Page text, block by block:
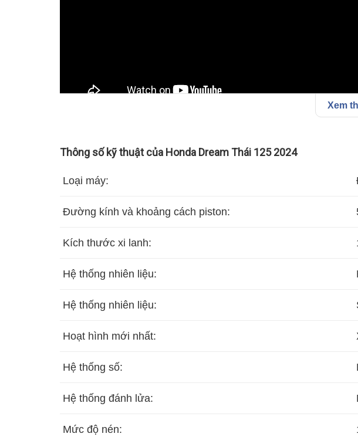
Xem
Thông số kỹ thuật của Honda Dream Thái 125 2024
Loại máy:
Đường kính và khoảng cách piston:
Kích thước xi lanh:
Hệ thống nhiên liệu:
Hệ thống nhiên liệu:
Hoạt hình mới nhất:
Hệ thống số:
Hệ thống đánh lửa:
Mức độ nén: